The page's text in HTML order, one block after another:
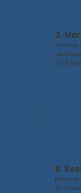
2.
Prüfung
der
5.
Nach
wir